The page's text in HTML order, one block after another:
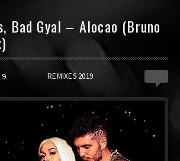
Bad Gyal – Alocao (Bruno
REMIXES 2019